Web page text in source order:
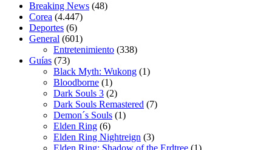
Breaking News (48)
Corea (4.447)
Deportes (6)
General (601)
Entretenimiento (338)
Guías (73)
Black Myth: Wukong (1)
Bloodborne (1)
Dark Souls 3 (2)
Dark Souls Remastered (7)
Demon´s Souls (1)
Elden Ring (6)
Elden Ring Nightreign (3)